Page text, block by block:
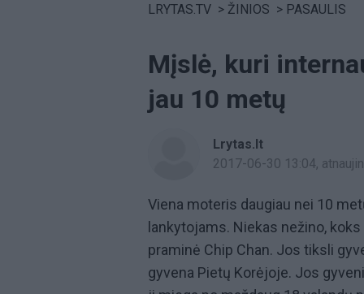
LRYTAS.TV > ŽINIOS > PASAULIS
Mįslė, kuri
jau 10 metų
Lrytas.lt
2017-06-30 13:04,
Viena moteris daugiau nei 10
lankytojams. Niekas nežino,
praminė Chip Chan. Jos tiksli
gyvena Pietų Korėjoje. Jos